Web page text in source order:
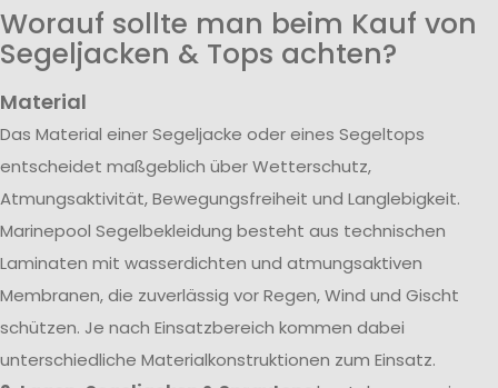
Worauf sollte man beim Kauf von
Segeljacken & Tops achten?
Material
Das Material einer Segeljacke oder eines Segeltops
entscheidet maßgeblich über Wetterschutz,
Atmungsaktivität, Bewegungsfreiheit und Langlebigkeit.
Marinepool Segelbekleidung besteht aus technischen
Laminaten mit wasserdichten und atmungsaktiven
Membranen, die zuverlässig vor Regen, Wind und Gischt
schützen. Je nach Einsatzbereich kommen dabei
unterschiedliche Materialkonstruktionen zum Einsatz.